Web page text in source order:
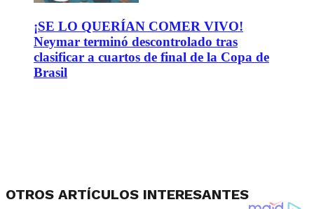
¡SE LO QUERÍAN COMER VIVO!
Neymar terminó descontrolado tras
clasificar a cuartos de final de la Copa de
Brasil
OTROS ARTÍCULOS INTERESANTES